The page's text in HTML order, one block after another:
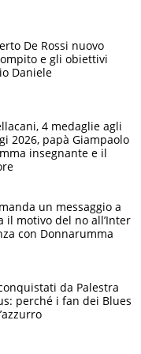
De Rossi nuovo
e gli obiettivi
Daniele
4 medaglie agli
2026, papà Giampaolo
insegnante e il
un messaggio a
il motivo del no all’Inter
con Donnarumma
da Palestra
perché i fan dei Blues